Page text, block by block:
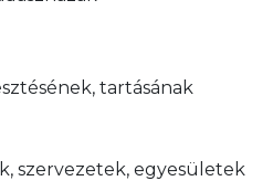
tartásának
szervezetek, egyesületek